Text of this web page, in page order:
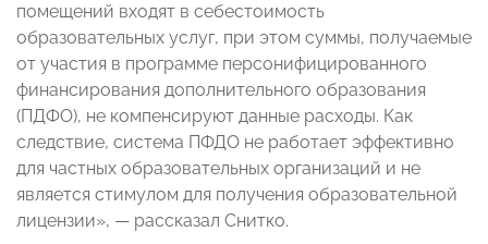
помещений входят в себестоимость
образовательных услуг, при этом суммы, получаемые
от участия в программе персонифицированного
финансирования дополнительного образования
(ПДФО), не компенсируют данные расходы. Как
следствие, система ПФДО не работает эффективно
для частных образовательных организаций и не
является стимулом для получения образовательной
лицензии», — рассказал Снитко.